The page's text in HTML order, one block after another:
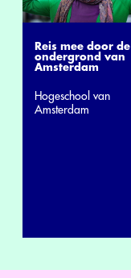
Reis mee door de
ondergrond van
Amsterdam
Hogeschool van
Amsterdam